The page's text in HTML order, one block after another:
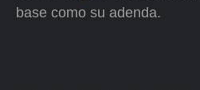
base como su adenda.